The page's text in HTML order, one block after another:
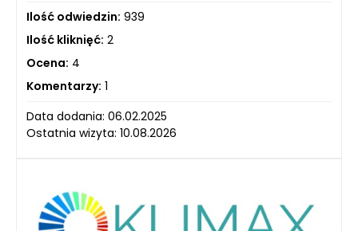
Ilość odwiedzin: 939
Ilość kliknięć: 2
Ocena: 4
Komentarzy: 1
Data dodania: 06.02.2025
Ostatnia wizyta: 10.08.2026